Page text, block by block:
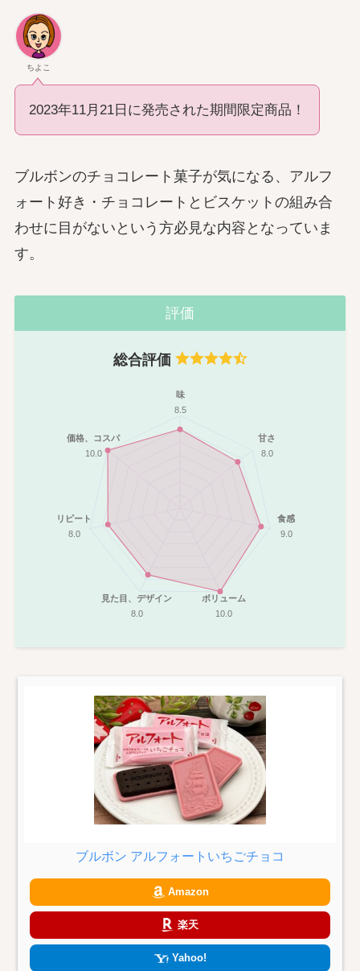
ちよこ
2023年11月21日に発売された期間限定商品！
ブルボンのチョコレート菓子が気になる、アルフ
ォート好き・チョコレートとビスケットの組み合
わせに目がないという方必見な内容となっていま
す。
評価
総合評価
味
8.5
甘さ
8.0
食感
9.0
ボリューム
10.0
見た目、デザイン
8.0
リピート
8.0
価格、コスパ
10.0
ブルボン アルフォートいちごチョコ
Amazon
楽天
Yahoo!